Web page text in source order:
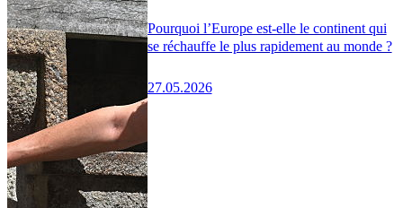
Pourquoi l’Europe est-elle le continent qui
se réchauffe le plus rapidement au monde ?
27.05.2026